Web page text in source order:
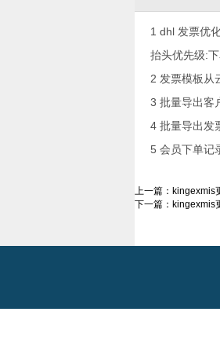
1 dhl 发票优
抬头优先级:
2 发票模板从
3 批量导出客
4 批量导出发
5 会员下单记
上一篇： kingexmis
下一篇： kingexmis